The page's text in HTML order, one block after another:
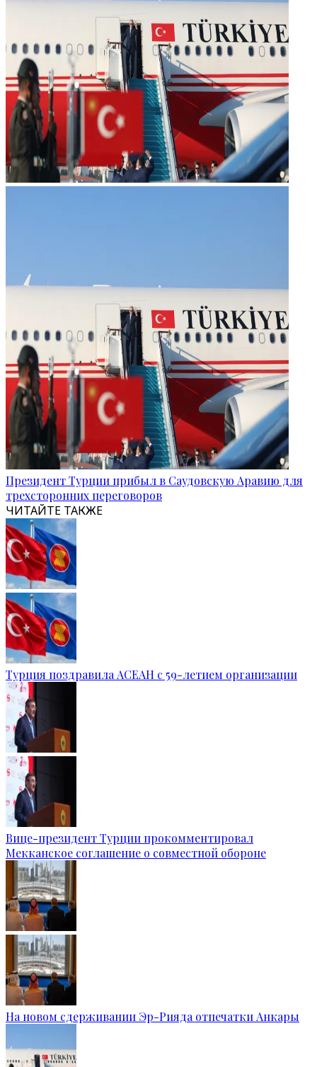
Президент Турции прибыл в Саудовскую Аравию для
трехсторонних переговоров
ЧИТАЙТЕ ТАКЖЕ
Турция поздравила АСЕАН с 59-летием организации
Вице-президент Турции прокомментировал
Мекканское соглашение о совместной обороне
На новом сдерживании Эр-Рияда отпечатки Анкары